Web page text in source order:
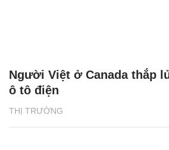
THỊ TRƯỜNG
Người Việt ở Canada thắp
ô tô điện